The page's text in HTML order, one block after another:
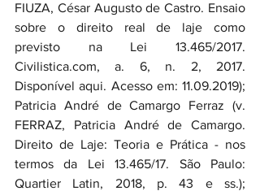
FIUZA, César Augusto de Castro. Ensaio
sobre o direito real de laje como
previsto na Lei 13.465/2017.
Civilistica.com, a. 6, n. 2, 2017.
Disponível aqui. Acesso em: 11.09.2019);
Patricia André de Camargo Ferraz (v.
FERRAZ, Patricia André de Camargo.
Direito de Laje: Teoria e Prática - nos
termos da Lei 13.465/17. São Paulo:
Quartier Latin, 2018, p. 43 e ss.);